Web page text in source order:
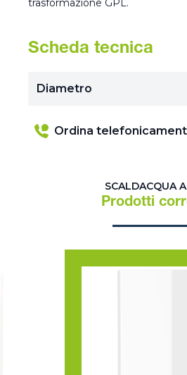
trasformazione GPL.
Scheda tecnica
Diametro
Ordina
SCALDACQUA
Prodotti